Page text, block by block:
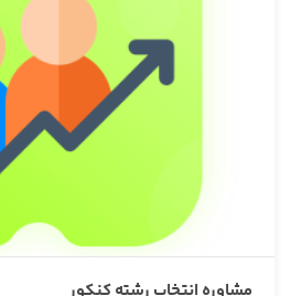
0
ا
مشاوره انتخاب رشته کنکور